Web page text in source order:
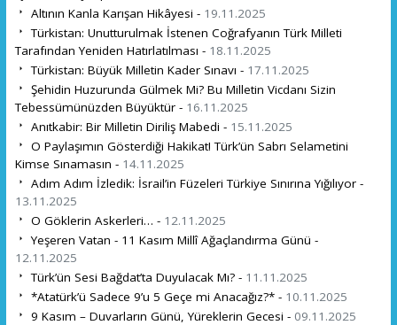
Altının Kanla Karışan Hikâyesi - 19.11.2025
Türkistan: Unutturulmak İstenen Coğrafyanın Türk Milleti
Tarafından Yeniden Hatırlatılması - 18.11.2025
Türkistan: Büyük Milletin Kader Sınavı - 17.11.2025
Şehidin Huzurunda Gülmek Mi? Bu Milletin Vicdanı Sizin
Tebessümünüzden Büyüktür - 16.11.2025
Anıtkabir: Bir Milletin Diriliş Mabedi - 15.11.2025
O Paylaşımın Gösterdiği Hakikat! Türk’ün Sabrı Selametini
Kimse Sınamasın - 14.11.2025
Adım Adım İzledik: İsrail’in Füzeleri Türkiye Sınırına Yığılıyor -
13.11.2025
O Göklerin Askerleri… - 12.11.2025
Yeşeren Vatan - 11 Kasım Millî Ağaçlandırma Günü -
12.11.2025
Türk’ün Sesi Bağdat’ta Duyulacak Mı? - 11.11.2025
*Atatürk’ü Sadece 9’u 5 Geçe mi Anacağız?* - 10.11.2025
9 Kasım – Duvarların Günü, Yüreklerin Gecesi - 09.11.2025